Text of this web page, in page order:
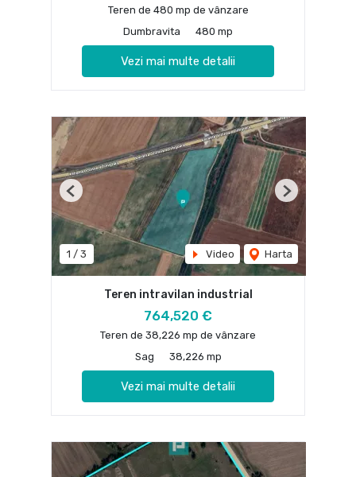
Teren de 480 mp de vânzare
Dumbravita
480 mp
Vezi mai multe detalii
1 / 3 Video Harta
Previous Next
Teren intravilan industrial
764,520 €
Teren de 38,226 mp de vânzare
Sag
38,226 mp
Vezi mai multe detalii